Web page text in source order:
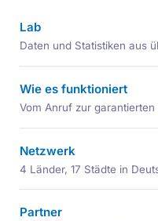
Lab
Daten und Statistiken aus
Wie es funktioniert
Vom Anruf zur
Netzwerk
4 Länder, 17 Städte in
Partner